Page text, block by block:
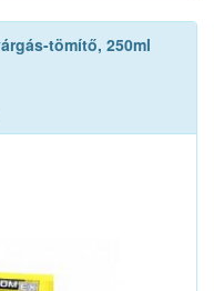
tömítő, 250ml